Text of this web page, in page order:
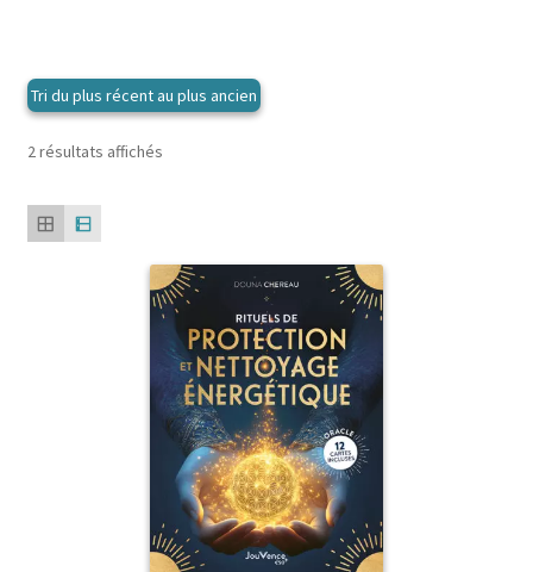
2 résultats affichésTrié
plus
ancien